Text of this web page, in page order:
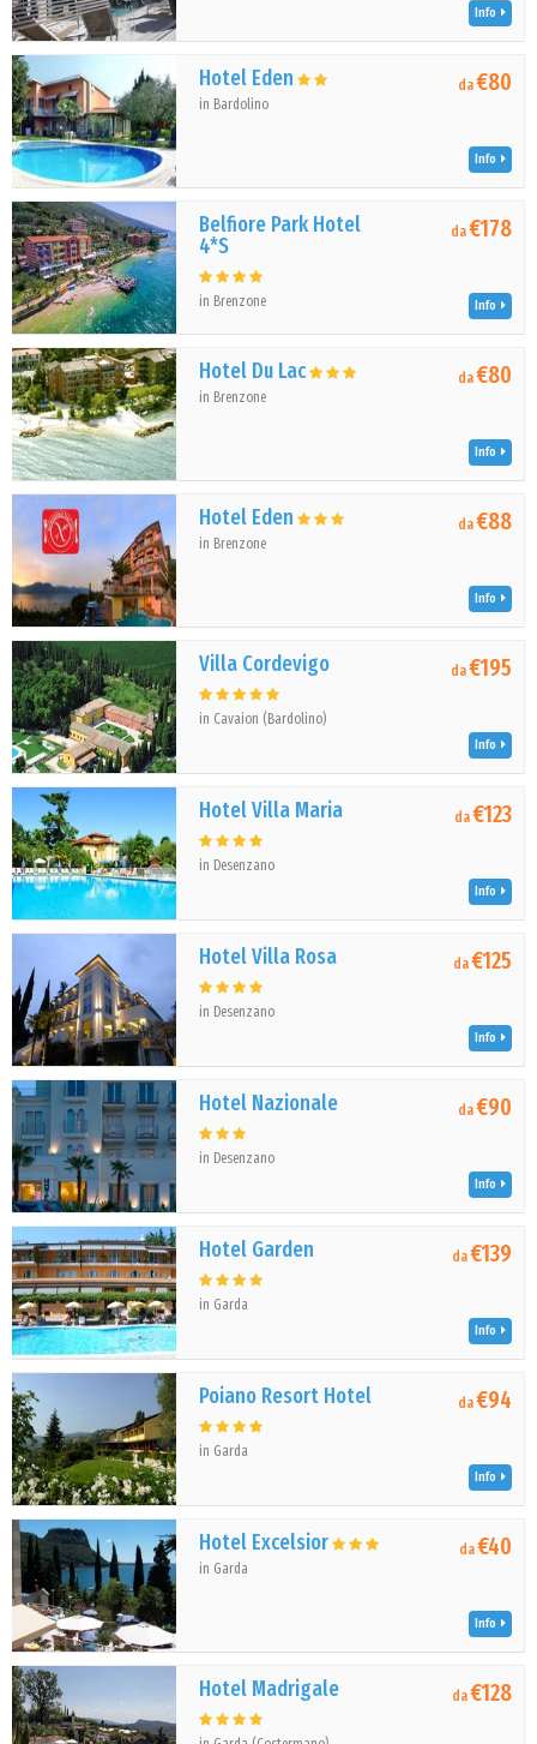
Info
Hotel Eden
in Bardolino
da€80
Info
Belfiore Park Hotel
4*S
in Brenzone
da€178
Info
Hotel Du Lac
in Brenzone
da€80
Info
Hotel Eden
in Brenzone
da€88
Info
Villa Cordevigo
in Cavaion (Bardolino)
da€195
Info
Hotel Villa Maria
in Desenzano
da€123
Info
Hotel Villa Rosa
in Desenzano
da€125
Info
Hotel Nazionale
in Desenzano
da€90
Info
Hotel Garden
in Garda
da€139
Info
Poiano Resort Hotel
in Garda
da€94
Info
Hotel Excelsior
in Garda
da€40
Info
Hotel Madrigale da€128